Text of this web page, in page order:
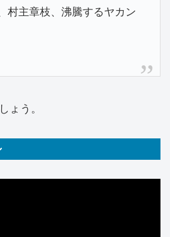
村主章枝、沸騰するヤカン
ょう。